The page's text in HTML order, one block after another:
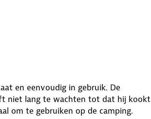
en eenvoudig in gebruik. De
niet lang te wachten tot dat hij kookt
om te gebruiken op de camping.